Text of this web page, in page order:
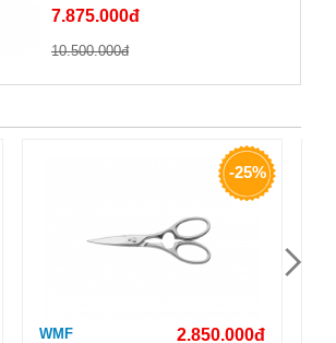
7.875.000đ
10.500.000đ
-25%
WMF 2.850.000đ